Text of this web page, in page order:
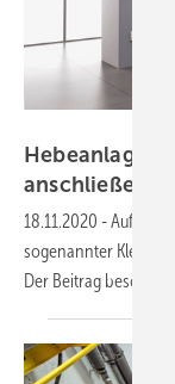
Hebeanlagen
anschließen:
18.11.2020 -
sogenannter
Der Beitrag